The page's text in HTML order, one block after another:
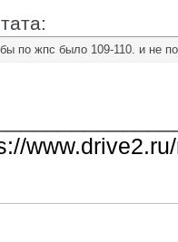
по жпс было 109-110. и не